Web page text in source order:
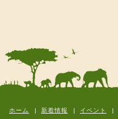
ホーム 新着情報 イベント